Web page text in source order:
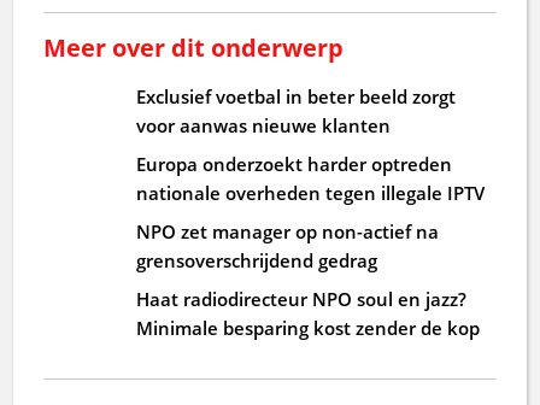
Meer over dit onderwerp
Exclusief voetbal in beter beeld zorgt
voor aanwas nieuwe klanten
Europa onderzoekt harder optreden
nationale overheden tegen illegale IPTV
NPO zet manager op non-actief na
grensoverschrijdend gedrag
Haat radiodirecteur NPO soul en jazz?
Minimale besparing kost zender de kop